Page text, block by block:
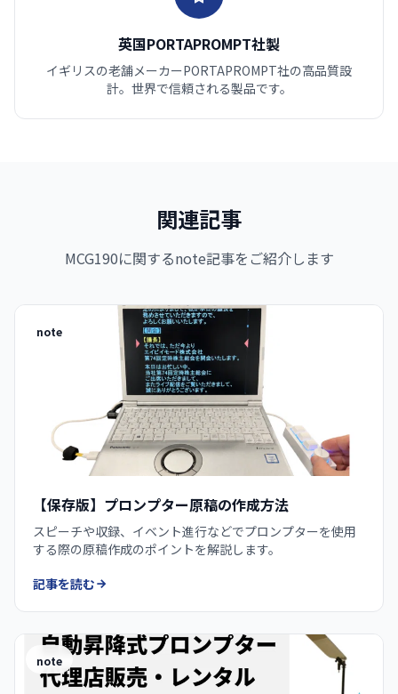
英国PORTAPROMPT社製
イギリスの老舗メーカーPORTAPROMPT社の高品質設
計。世界で信頼される製品です。
関連記事
MCG190に関するnote記事をご紹介します
note
【保存版】プロンプター原稿の作成方法
スピーチや収録、イベント進行などでプロンプターを使用
する際の原稿作成のポイントを解説します。
記事を読む
note